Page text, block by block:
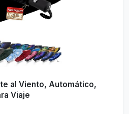
al Viento, Automático,
Viaje